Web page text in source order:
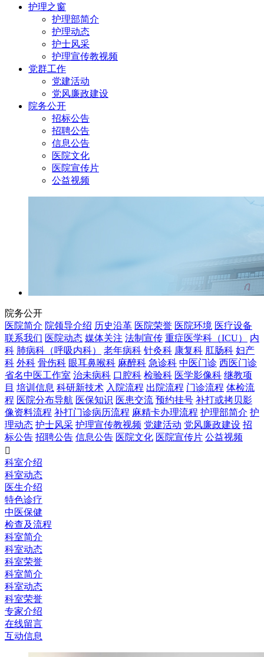
护理之窗
护理部简介
护理动态
护士风采
护理宣传教视频
党群工作
党建活动
党风廉政建设
院务公开
招标公告
招聘公告
信息公告
医院文化
医院宣传片
公益视频
院务公开
医院简介 院领导介绍 历史沿革 医院荣誉 医院环境 医疗设备
联系我们 医院动态 媒体关注 法制宣传 重症医学科（ICU）
内
科 肺病科（呼吸内科） 老年病科 针灸科 康复科 肛肠科 妇产
科 外科 骨伤科 眼耳鼻喉科 麻醉科 急诊科 中医门诊 西医门诊
省名中医工作室 治未病科 口腔科 检验科 医学影像科 继教项
目 培训信息 科研新技术 入院流程 出院流程 门诊流程 体检流
程 医院分布导航 医保知识 医患交流 预约挂号 补打或拷贝影
像资料流程 补打门诊病历流程 麻精卡办理流程 护理部简介 护
理动态 护士风采 护理宣传教视频 党建活动 党风廉政建设 招
标公告 招聘公告 信息公告 医院文化 医院宣传片 公益视频

科室介绍
科室动态
医生介绍
特色诊疗
中医保健
检查及流程
科室简介
科室动态
科室荣誉
科室简介
科室动态
科室荣誉
专家介绍
在线留言
互动信息